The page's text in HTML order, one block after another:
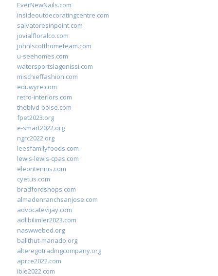
EverNewNails.com
insideoutdecoratingcentre.com
salvatoresinpoint.com
jovialfloralco.com
johnlscotthometeam.com
u-seehomes.com
watersportslagonissi.com
mischieffashion.com
eduwyre.com
retro-interiors.com
theblvd-boise.com
fpet2023.org
e-smart2022.org
ngrc2022.org
leesfamilyfoods.com
lewis-lewis-cpas.com
eleontennis.com
cyetus.com
bradfordshops.com
almadenranchsanjose.com
advocatevijay.com
adlibilimler2023.com
naswwebed.org
balithut-manado.org
alteregotradingcompany.org
aprce2022.com
ibie2022.com